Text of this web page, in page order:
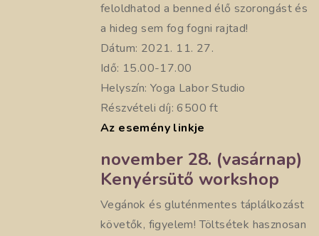
feloldhatod a benned élő szorongást és
a hideg sem fog fogni rajtad!
Dátum: 2021. 11. 27.
Idő: 15.00-17.00
Helyszín: Yoga Labor Studio
Részvételi díj: 6500 ft
Az esemény linkje
november 28. (vasárnap)
Kenyérsütő workshop
Vegánok és gluténmentes táplálkozást
követők, figyelem! Töltsétek hasznosan